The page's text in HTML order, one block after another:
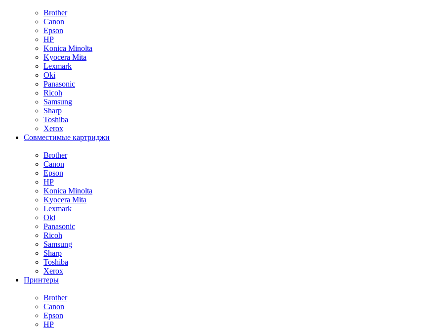
Brother
Canon
Epson
HP
Konica Minolta
Kyocera Mita
Lexmark
Oki
Panasonic
Ricoh
Samsung
Sharp
Toshiba
Xerox
Совместимые картриджи
Brother
Canon
Epson
HP
Konica Minolta
Kyocera Mita
Lexmark
Oki
Panasonic
Ricoh
Samsung
Sharp
Toshiba
Xerox
Принтеры
Brother
Canon
Epson
HP